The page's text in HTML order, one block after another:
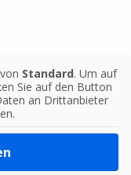
Standard. Um auf
Sie auf den Button
an Drittanbieter